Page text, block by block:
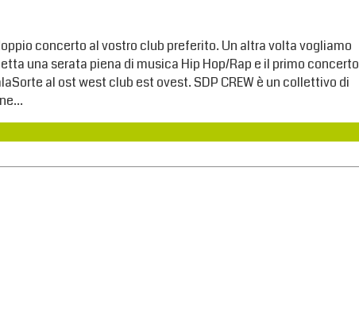
concerto al vostro club preferito. Un altra volta vogliamo
una serata piena di musica Hip Hop/Rap e il primo concerto
al ost west club est ovest. SDP CREW è un collettivo di